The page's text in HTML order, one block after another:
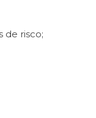
de risco;